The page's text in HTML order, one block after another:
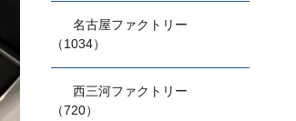
名古屋ファクトリー
（1034）
西三河ファクトリー
（720）